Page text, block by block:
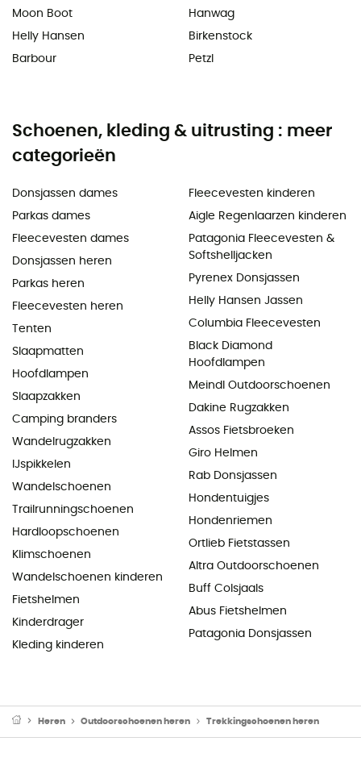
Moon Boot
Helly Hansen
Barbour
Hanwag
Birkenstock
Petzl
Schoenen, kleding & uitrusting : meer
categorieën
Donsjassen dames
Parkas dames
Fleecevesten dames
Donsjassen heren
Parkas heren
Fleecevesten heren
Tenten
Slaapmatten
Hoofdlampen
Slaapzakken
Camping branders
Wandelrugzakken
IJspikkelen
Wandelschoenen
Trailrunningschoenen
Hardloopschoenen
Klimschoenen
Wandelschoenen kinderen
Fietshelmen
Kinderdrager
Kleding kinderen
Fleecevesten kinderen
Aigle Regenlaarzen kinderen
Patagonia Fleecevesten &
Softshelljacken
Pyrenex Donsjassen
Helly Hansen Jassen
Columbia Fleecevesten
Black Diamond
Hoofdlampen
Meindl Outdoorschoenen
Dakine Rugzakken
Assos Fietsbroeken
Giro Helmen
Rab Donsjassen
Hondentuigjes
Hondenriemen
Ortlieb Fietstassen
Altra Outdoorschoenen
Buff Colsjaals
Abus Fietshelmen
Patagonia Donsjassen
Heren Outdoorschoenen heren Trekkingschoenen heren